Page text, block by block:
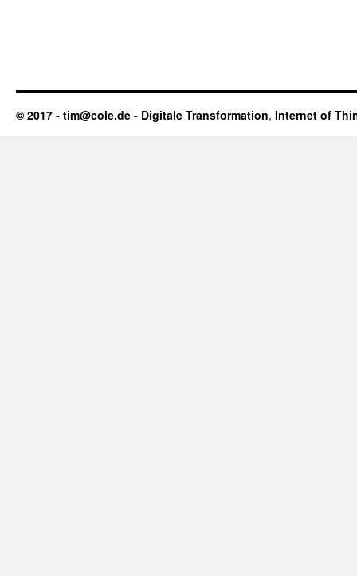
© 2017 - tim@cole.de - Digitale Transformation, Internet of